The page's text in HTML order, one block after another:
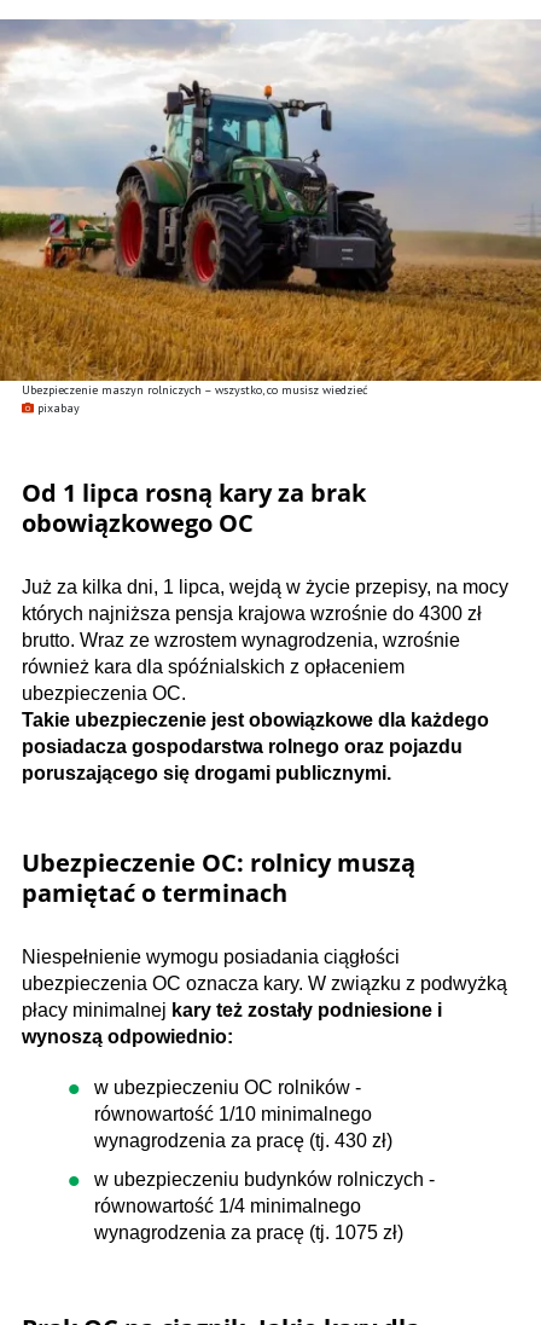
Ubezpieczenie maszyn rolniczych – wszystko, co musisz wiedzieć
pixabay
Od 1 lipca rosną kary za brak
obowiązkowego OC
Już za kilka dni, 1 lipca, wejdą w życie przepisy, na mocy
których najniższa pensja krajowa wzrośnie do 4300 zł
brutto. Wraz ze wzrostem wynagrodzenia, wzrośnie
również kara dla spóźnialskich z opłaceniem
ubezpieczenia OC.
Takie ubezpieczenie jest obowiązkowe dla każdego
posiadacza gospodarstwa rolnego oraz pojazdu
poruszającego się drogami publicznymi.
Ubezpieczenie OC: rolnicy muszą
pamiętać o terminach
Niespełnienie wymogu posiadania ciągłości
ubezpieczenia OC oznacza kary. W związku z podwyżką
płacy minimalnej kary też zostały podniesione i
wynoszą odpowiednio:
w ubezpieczeniu OC rolników -
równowartość 1/10 minimalnego
wynagrodzenia za pracę (tj. 430 zł)
w ubezpieczeniu budynków rolniczych -
równowartość 1/4 minimalnego
wynagrodzenia za pracę (tj. 1075 zł)